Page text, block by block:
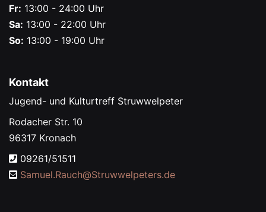
Fr: 13:00 - 24:00 Uhr
Sa: 13:00 - 22:00 Uhr
So: 13:00 - 19:00 Uhr
Kontakt
Jugend- und Kulturtreff Struwwelpeter
Rodacher Str. 10
96317 Kronach
09261/51511
Samuel.Rauch@Struwwelpeters.de